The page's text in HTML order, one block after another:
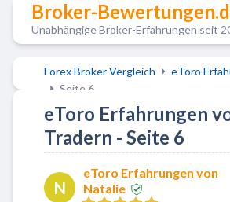
Broker-
Unabhängige Broker-Erfahrungen seit
Forex Broker Vergleich
eToro
Seite 6
eToro Erfahrungen
Tradern - Seite 6
N
eToro Erfahrungen von
Natalie